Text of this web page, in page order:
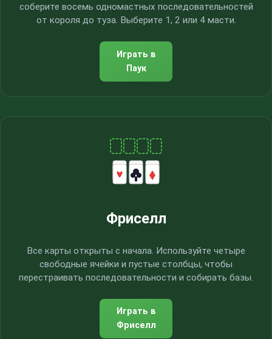
соберите восемь одномастных последовательностей
от короля до туза. Выберите 1, 2 или 4 масти.
Играть в
Паук
Фриселл
Все карты открыты с начала. Используйте четыре
свободные ячейки и пустые столбцы, чтобы
перестраивать последовательности и собирать базы.
Играть в
Фриселл